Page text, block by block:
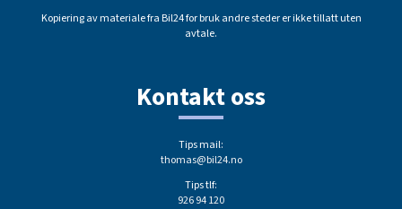
Kopiering av materiale fra Bil24 for bruk andre steder er ikke tillatt uten
avtale.
Kontakt oss
Tips mail:
thomas@bil24.no
Tips tlf:
926 94 120